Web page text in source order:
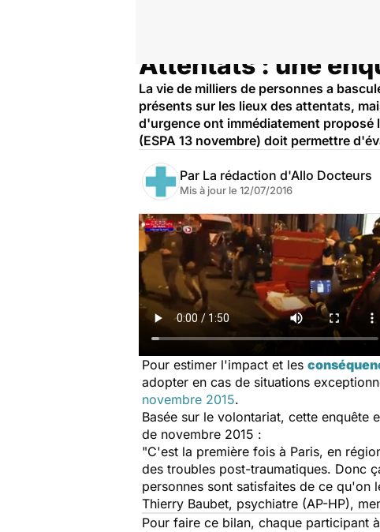
Attentats : une
La vie de milliers de personnes a
présents sur les lieux des attentats,
d'urgence ont immédiatement
(ESPA 13 novembre) doit permettre
Par La rédaction d'Allo Docteurs
Mis à jour le 12/07/2016
Pour estimer l'impact et les
adopter en cas de situations
novembre 2015.
Basée sur le volontariat, cette enquête
de novembre 2015 :
"C'est la première fois à Paris, en
des troubles post-traumatiques. Donc
personnes sont satisfaites de ce
Thierry Baubet, psychiatre (AP-HP),
Pour faire ce bilan, chaque participant